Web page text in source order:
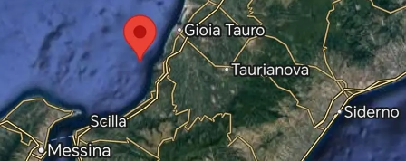
SOCIETÀ
CULTURA
ECONOMIA E LAVORO